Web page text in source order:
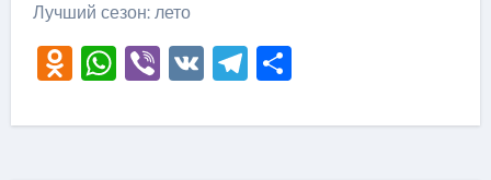
Лучший сезон: лето
Odnoklassniki
WhatsApp
Viber
VKTelegram
Отправить